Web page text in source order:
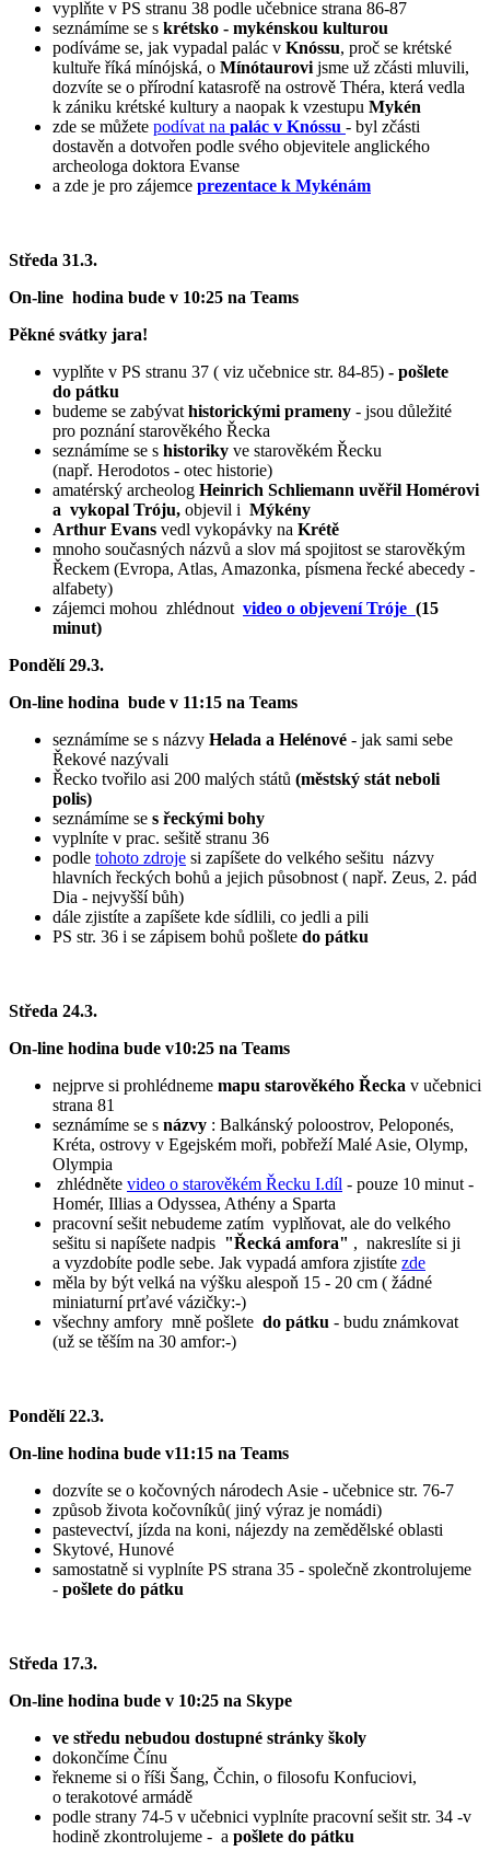
vyplňte v PS stranu 38 podle učebnice strana 86-87
seznámíme se s krétsko - mykénskou kulturou
podíváme se, jak vypadal palác v Knóssu, proč se krétské
kultuře říká mínójská, o Mínótaurovi jsme už zčásti mluvili,
dozvíte se o přírodní katasrofě na ostrově Théra, která vedla
k zániku krétské kultury a naopak k vzestupu Mykén
zde se můžete podívat na palác v Knóssu - byl zčásti
dostavěn a dotvořen podle svého objevitele anglického
archeologa doktora Evanse
a zde je pro zájemce prezentace k Mykénám
Středa 31.3.
On-line hodina bude v 10:25 na Teams
Pěkné svátky jara!
vyplňte v PS stranu 37 ( viz učebnice str. 84-85) - pošlete
do pátku
budeme se zabývat historickými prameny - jsou důležité
pro poznání starověkého Řecka
seznámíme se s historiky ve starověkém Řecku
(např. Herodotos - otec historie)
amatérský archeolog Heinrich Schliemann uvěřil Homérovi
a vykopal Tróju, objevil i Mýkény
Arthur Evans vedl vykopávky na Krétě
mnoho současných názvů a slov má spojitost se starověkým
Řeckem (Evropa, Atlas, Amazonka, písmena řecké abecedy -
alfabety)
zájemci mohou zhlédnout video o objevení Tróje (15
minut)
Pondělí 29.3.
On-line hodina bude v 11:15 na Teams
seznámíme se s názvy Helada a Helénové - jak sami sebe
Řekové nazývali
Řecko tvořilo asi 200 malých států (městský stát neboli
polis)
seznámíme se s řeckými bohy
vyplníte v prac. sešitě stranu 36
podle tohoto zdroje si zapíšete do velkého sešitu názvy
hlavních řeckých bohů a jejich působnost ( např. Zeus, 2. pád
Dia - nejvyšší bůh)
dále zjistíte a zapíšete kde sídlili, co jedli a pili
PS str. 36 i se zápisem bohů pošlete do pátku
Středa 24.3.
On-line hodina bude v10:25 na Teams
nejprve si prohlédneme mapu starověkého Řecka v učebnici
strana 81
seznámíme se s názvy : Balkánský poloostrov, Peloponés,
Kréta, ostrovy v Egejském moři, pobřeží Malé Asie, Olymp,
Olympia
zhlédněte video o starověkém Řecku I.díl - pouze 10 minut -
Homér, Illias a Odyssea, Athény a Sparta
pracovní sešit nebudeme zatím vyplňovat, ale do velkého
sešitu si napíšete nadpis "Řecká amfora" , nakreslíte si ji
a vyzdobíte podle sebe. Jak vypadá amfora zjistíte zde
měla by být velká na výšku alespoň 15 - 20 cm ( žádné
miniaturní prťavé vázičky:-)
všechny amfory mně pošlete do pátku - budu známkovat
(už se těším na 30 amfor:-)
Pondělí 22.3.
On-line hodina bude v11:15 na Teams
dozvíte se o kočovných národech Asie - učebnice str. 76-7
způsob života kočovníků( jiný výraz je nomádi)
pastevectví, jízda na koni, nájezdy na zemědělské oblasti
Skytové, Hunové
samostatně si vyplníte PS strana 35 - společně zkontrolujeme
- pošlete do pátku
Středa 17.3.
On-line hodina bude v 10:25 na Skype
ve středu nebudou dostupné stránky školy
dokončíme Čínu
řekneme si o říši Šang, Čchin, o filosofu Konfuciovi,
o terakotové armádě
podle strany 74-5 v učebnici vyplníte pracovní sešit str. 34 -v
hodině zkontrolujeme - a pošlete do pátku